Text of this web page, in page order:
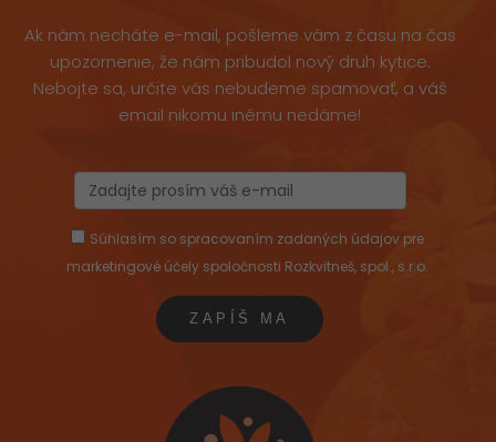
Ak nám necháte e-mail, pošleme vám z času na čas
upozornenie, že nám pribudol nový druh kytice.
Nebojte sa, určite vás nebudeme spamovať, a váš
email nikomu inému nedáme!
Súhlasím so spracovaním zadaných údajov pre
marketingové účely spoločnosti Rozkvitneš, spol., s.r.o.